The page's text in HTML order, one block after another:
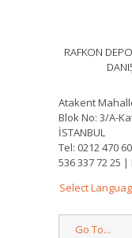
RAFKON
Atakent
Blok No: 3/A-
İSTANBUL
Tel: 0212 470
536 337 72 25
Select
Go To...